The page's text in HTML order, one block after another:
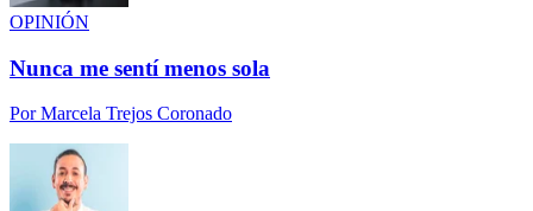
OPINIÓN
Nunca me sentí menos sola
PorMarcela Trejos Coronado